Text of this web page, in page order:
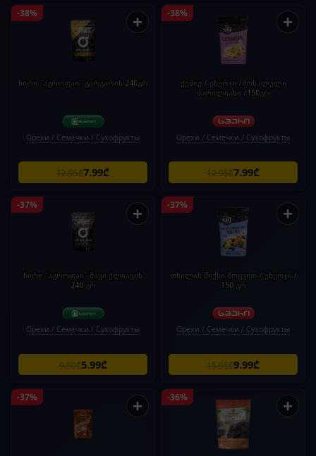
-38% +
ჩირი "აგროფაი" გარგარის 240გრ
Орехи / Семечки / Сухофрукты
12.95₾7.99₾
-38% +
ქეშიუ / ენერჯი /მოხალული
მარილიანი /150გრ
Орехи / Семечки / Сухофрукты
12.95₾7.99₾
-37% +
ჩირი "აგროფაი" შავი ქლიავის
240 გრ
Орехи / Семечки / Сухофрукты
9.50₾5.99₾
-37% +
თხილის მიქსი მოცვით / ენერჯი /
150 გრ
Орехи / Семечки / Сухофрукты
15.95₾9.99₾
-37% + -36% +